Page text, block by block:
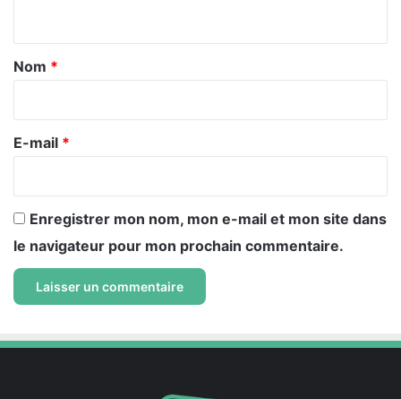
a
e
Nom *
E-mail *
Enregistrer mon nom, mon e-mail et mon site dans
le navigateur pour mon prochain commentaire.